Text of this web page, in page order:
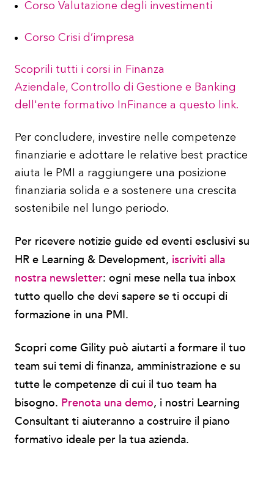
Corso Valutazione degli investimenti
Corso Crisi d’impresa
Scoprili tutti i corsi in Finanza
Aziendale, Controllo di Gestione e Banking
dell'ente formativo InFinance a questo link.
Per concludere, investire nelle competenze
finanziarie e adottare le relative best practice
aiuta le PMI a raggiungere una posizione
finanziaria solida e a sostenere una crescita
sostenibile nel lungo periodo.
Per ricevere notizie guide ed eventi esclusivi su
HR e Learning & Development, iscriviti alla
nostra newsletter: ogni mese nella tua inbox
tutto quello che devi sapere se ti occupi di
formazione in una PMI.
Scopri come Gility può aiutarti a formare il tuo
team sui temi di finanza, amministrazione e su
tutte le competenze di cui il tuo team ha
bisogno. Prenota una demo, i nostri Learning
Consultant ti aiuteranno a costruire il piano
formativo ideale per la tua azienda.